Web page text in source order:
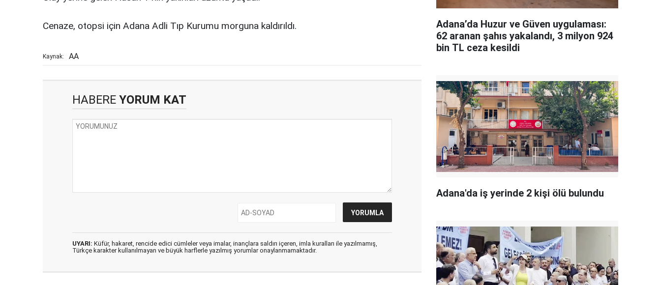
Cenaze, otopsi için Adana Adli Tıp Kurumu morguna kaldırıldı.
Kaynak: AA
HABERE YORUM KAT
UYARI: Küfür, hakaret, rencide edici cümleler veya imalar, inançlara saldırı içeren, imla kuralları ile yazılmamış,
Türkçe karakter kullanılmayan ve büyük harflerle yazılmış yorumlar onaylanmamaktadır.
Adana’da Huzur ve Güven uygulaması:
62 aranan şahıs yakalandı, 3 milyon 924
bin TL ceza kesildi
Adana'da iş yerinde 2 kişi ölü bulundu